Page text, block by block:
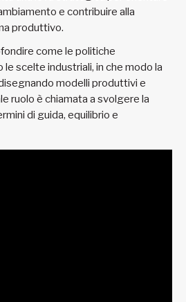
e contribuire alla
produttivo.
come le politiche
scelte industriali, in che modo la
modelli produttivi e
ruolo è chiamata a svolgere la
di guida, equilibrio e